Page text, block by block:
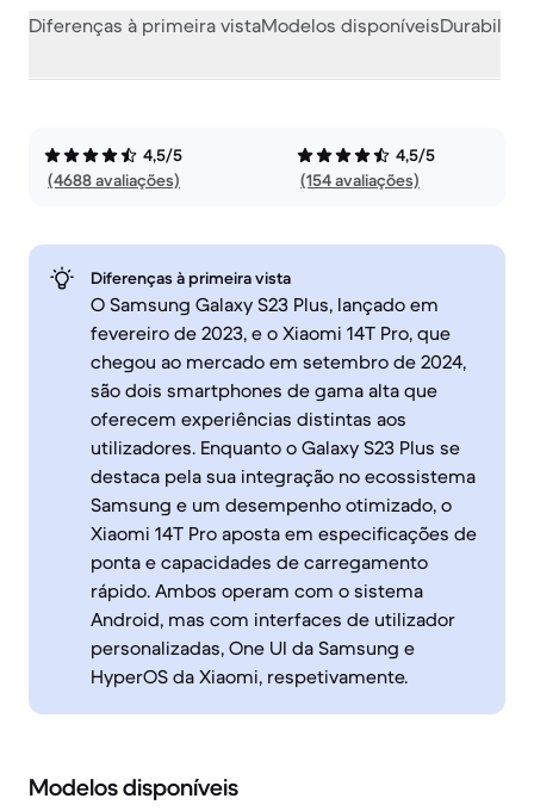
Diferenças à primeira vistaModelos disponíveis
4,5/5
(4688 avaliações)
4,5/5
(154 avaliações)
Diferenças à primeira vista
O Samsung Galaxy S23 Plus, lançado em
fevereiro de 2023, e o Xiaomi 14T Pro, que
chegou ao mercado em setembro de 2024,
são dois smartphones de gama alta que
oferecem experiências distintas aos
utilizadores. Enquanto o Galaxy S23 Plus se
destaca pela sua integração no ecossistema
Samsung e um desempenho otimizado, o
Xiaomi 14T Pro aposta em especificações de
ponta e capacidades de carregamento
rápido. Ambos operam com o sistema
Android, mas com interfaces de utilizador
personalizadas, One UI da Samsung e
HyperOS da Xiaomi, respetivamente.
Modelos disponíveis